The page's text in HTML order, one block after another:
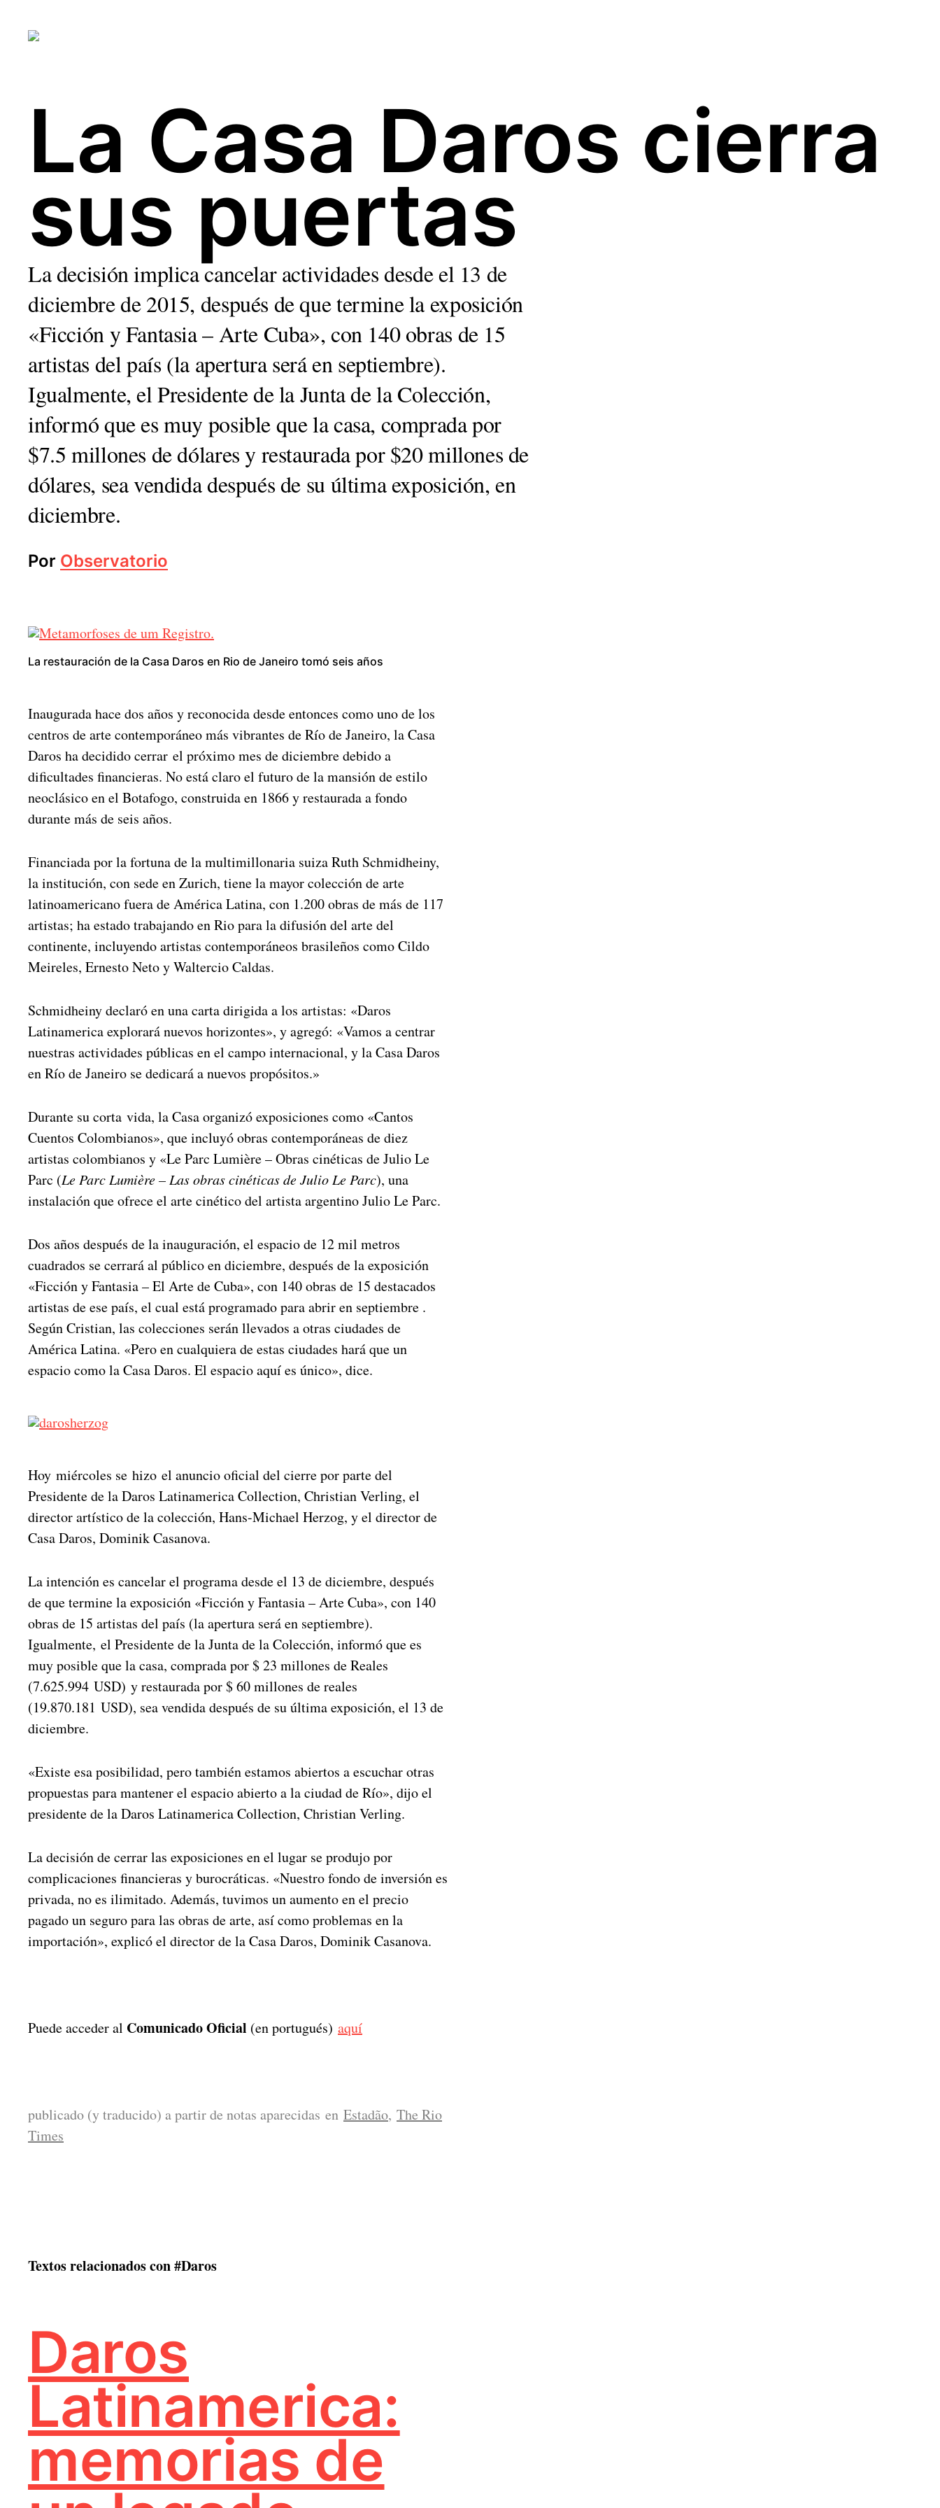
La Casa Daros cierra
sus puertas
La decisión implica cancelar actividades desde el 13 de
diciembre de 2015, después de que termine la exposición
«Ficción y Fantasia – Arte Cuba», con 140 obras de 15
artistas del país (la apertura será en septiembre).
Igualmente, el Presidente de la Junta de la Colección,
informó que es muy posible que la casa, comprada por
$7.5 millones de dólares y restaurada por $20 millones de
dólares, sea vendida después de su última exposición, en
diciembre.
Por Observatorio
La restauración de la Casa Daros en Rio de Janeiro tomó seis años
Inaugurada hace dos años y reconocida desde entonces como uno de los
centros de arte contemporáneo más vibrantes de Río de Janeiro, la Casa
Daros ha decidido cerrar el próximo mes de diciembre debido a
dificultades financieras. No está claro el futuro de la mansión de estilo
neoclásico en el Botafogo, construida en 1866 y restaurada a fondo
durante más de seis años.
Financiada por la fortuna de la multimillonaria suiza Ruth Schmidheiny,
la institución, con sede en Zurich, tiene la mayor colección de arte
latinoamericano fuera de América Latina, con 1.200 obras de más de 117
artistas; ha estado trabajando en Rio para la difusión del arte del
continente, incluyendo artistas contemporáneos brasileños como Cildo
Meireles, Ernesto Neto y Waltercio Caldas.
Schmidheiny declaró en una carta dirigida a los artistas: «Daros
Latinamerica explorará nuevos horizontes», y agregó: «Vamos a centrar
nuestras actividades públicas en el campo internacional, y la Casa Daros
en Río de Janeiro se dedicará a nuevos propósitos.»
Durante su corta vida, la Casa organizó exposiciones como «Cantos
Cuentos Colombianos», que incluyó obras contemporáneas de diez
artistas colombianos y «Le Parc Lumière – Obras cinéticas de Julio Le
Parc (Le Parc Lumière – Las obras cinéticas de Julio Le Parc), una
instalación que ofrece el arte cinético del artista argentino Julio Le Parc.
Dos años después de la inauguración, el espacio de 12 mil metros
cuadrados se cerrará al público en diciembre, después de la exposición
«Ficción y Fantasia – El Arte de Cuba», con 140 obras de 15 destacados
artistas de ese país, el cual está programado para abrir en septiembre .
Según Cristian, las colecciones serán llevados a otras ciudades de
América Latina. «Pero en cualquiera de estas ciudades hará que un
espacio como la Casa Daros. El espacio aquí es único», dice.
Hoy miércoles se hizo el anuncio oficial del cierre por parte del
Presidente de la Daros Latinamerica Collection, Christian Verling, el
director artístico de la colección, Hans-Michael Herzog, y el director de
Casa Daros, Dominik Casanova.
La intención es cancelar el programa desde el 13 de diciembre, después
de que termine la exposición «Ficción y Fantasia – Arte Cuba», con 140
obras de 15 artistas del país (la apertura será en septiembre).
Igualmente, el Presidente de la Junta de la Colección, informó que es
muy posible que la casa, comprada por $ 23 millones de Reales
(7.625.994 USD) y restaurada por $ 60 millones de reales
(19.870.181 USD), sea vendida después de su última exposición, el 13 de
diciembre.
«Existe esa posibilidad, pero también estamos abiertos a escuchar otras
propuestas para mantener el espacio abierto a la ciudad de Río», dijo el
presidente de la Daros Latinamerica Collection, Christian Verling.
La decisión de cerrar las exposiciones en el lugar se produjo por
complicaciones financieras y burocráticas. «Nuestro fondo de inversión es
privada, no es ilimitado. Además, tuvimos un aumento en el precio
pagado un seguro para las obras de arte, así como problemas en la
importación», explicó el director de la Casa Daros, Dominik Casanova.
Puede acceder al Comunicado Oficial (en portugués) aquí
publicado (y traducido) a partir de notas aparecidas en Estadão, The Rio
Times
Textos relacionados con #Daros
Daros
Latinamerica:
memorias de